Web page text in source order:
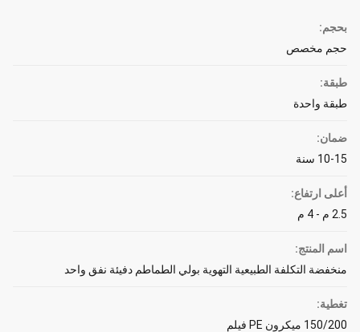
بحجم:
حجم مخصص
طبقة:
طبقة واحدة
ضمان:
10-15 سنة
أعلى ارتفاع:
2.5 م - 4 م
اسم المنتج:
منخفضة التكلفة الطبيعية التهوية بولي الطماطم دفيئة نفق واحد
تغطية:
150/200 ميكرون PE فيلم